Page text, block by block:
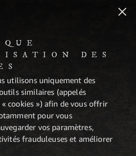
DES
utilisons uniquement des
similaires (appelés
cookies ») afin de vous offrir
pour vous
vos paramètres,
frauduleuses et améliorer